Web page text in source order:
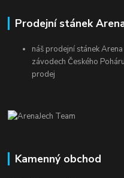
Prodejní stánek
náš prodejní stánek
závodech Českého
prodej
Kamenný obchod